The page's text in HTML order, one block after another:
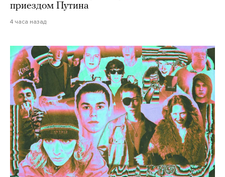
приездом Путина
4 часа назад